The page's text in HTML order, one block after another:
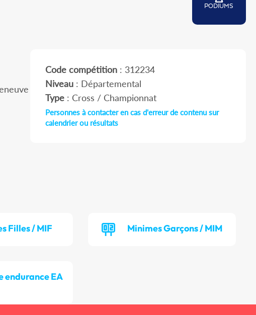
PODIUMS
Code compétition : 312234
Niveau : Départemental
Type : Cross / Championnat
Personnes à contacter en cas d'erreur de contenu sur
calendrier ou résultats
Filles / MIF Minimes Garçons / MIM
endurance EA